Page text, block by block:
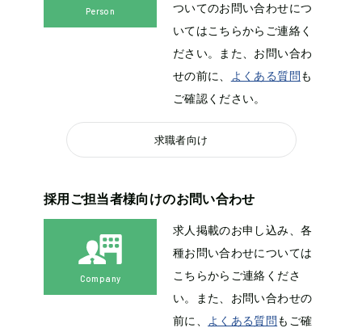
Person
ついてのお問い合わせにつ
いてはこちらからご連絡く
ださい。また、お問い合わ
せの前に、
よくある質問も
ご確認ください。
求職者向け
採用ご担当者様向けのお問い合わせ
Company
求人掲載のお申し込み、各
種お問い合わせについては
こちらからご連絡くださ
い。また、お問い合わせの
前に、
よくある質問もご確